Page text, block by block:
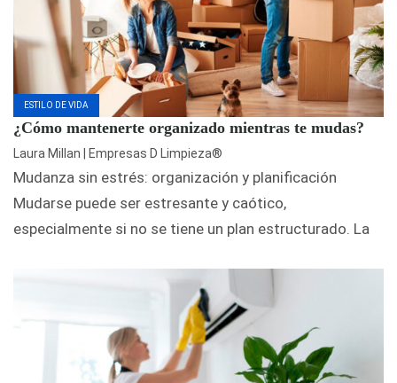
ESTILO DE VIDA
¿Cómo mantenerte organizado mientras te mudas?
Laura Millan | Empresas D Limpieza®
Mudanza sin estrés: organización y planificación
Mudarse puede ser estresante y caótico,
especialmente si no se tiene un plan estructurado. La